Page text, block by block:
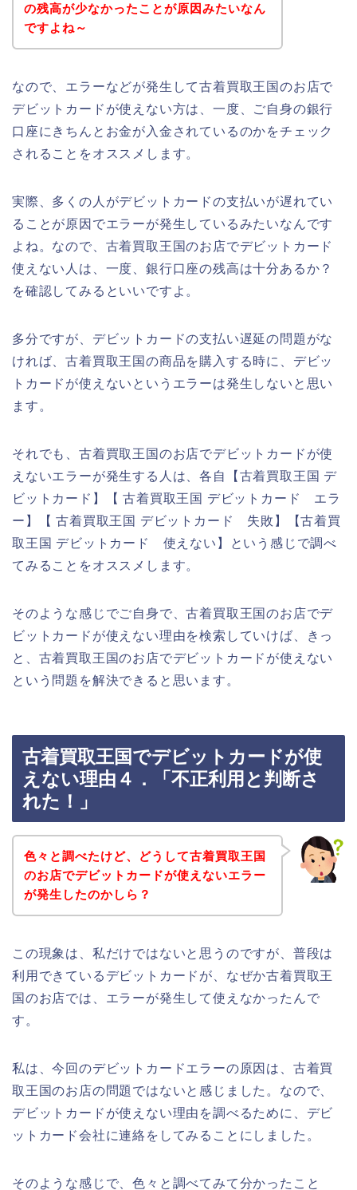
の残高が少なかったことが原因みたいなん
ですよね～
なので、エラーなどが発生して古着買取王国のお店で
デビットカードが使えない方は、一度、ご自身の銀行
口座にきちんとお金が入金されているのかをチェック
されることをオススメします。
実際、多くの人がデビットカードの支払いが遅れてい
ることが原因でエラーが発生しているみたいなんです
よね。なので、古着買取王国のお店でデビットカード
使えない人は、一度、銀行口座の残高は十分あるか？
を確認してみるといいですよ。
多分ですが、デビットカードの支払い遅延の問題がな
ければ、古着買取王国の商品を購入する時に、デビッ
トカードが使えないというエラーは発生しないと思い
ます。
それでも、古着買取王国のお店でデビットカードが使
えないエラーが発生する人は、各自【古着買取王国 デ
ビットカード】【 古着買取王国 デビットカード エラ
ー】【 古着買取王国 デビットカード 失敗】【古着買
取王国 デビットカード 使えない】という感じで調べ
てみることをオススメします。
そのような感じでご自身で、古着買取王国のお店でデ
ビットカードが使えない理由を検索していけば、きっ
と、古着買取王国のお店でデビットカードが使えない
という問題を解決できると思います。
古着買取王国でデビットカードが使
えない理由４．「不正利用と判断さ
れた！」
色々と調べたけど、どうして古着買取王国
のお店でデビットカードが使えないエラー
が発生したのかしら？
この現象は、私だけではないと思うのですが、普段は
利用できているデビットカードが、なぜか古着買取王
国のお店では、エラーが発生して使えなかったんで
す。
私は、今回のデビットカードエラーの原因は、古着買
取王国のお店の問題ではないと感じました。なので、
デビットカードが使えない理由を調べるために、デビ
ットカード会社に連絡をしてみることにしました。
そのような感じで、色々と調べてみて分かったこと